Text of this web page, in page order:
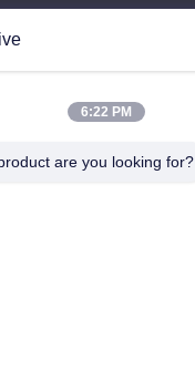
التكنولوجيا
6:22 PM
are you looking for?